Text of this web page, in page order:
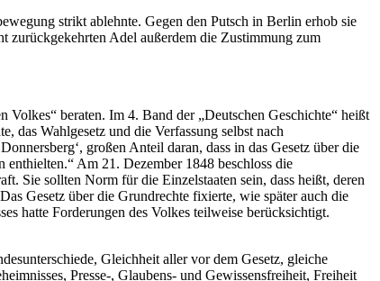
strikt ablehnte. Gegen den Putsch in Berlin erhob sie
zurückgekehrten Adel außerdem die Zustimmung zum
beraten. Im 4. Band der „Deutschen Geschichte“ heißt
das Wahlgesetz und die Verfassung selbst nach
großen Anteil daran, dass in das Gesetz über die
Am 21. Dezember 1848 beschloss die
Sie sollten Norm für die Einzelstaaten sein, dass heißt, deren
Gesetz über die Grundrechte fixierte, wie später auch die
hatte Forderungen des Volkes teilweise berücksichtigt.
Gleichheit aller vor dem Gesetz, gleiche
Presse-, Glaubens- und Gewissensfreiheit, Freiheit